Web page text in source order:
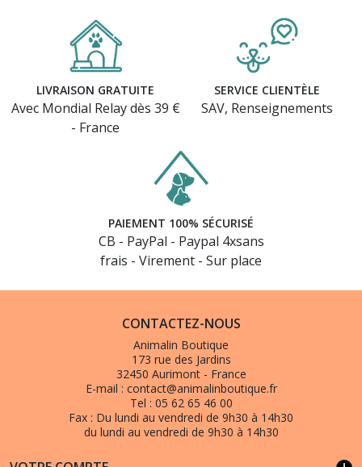
LIVRAISON GRATUITE
Avec Mondial Relay dès 39 €
- France
SERVICE CLIENTÈLE
SAV, Renseignements
PAIEMENT 100% SÉCURISÉ
CB - PayPal - Paypal 4xsans
frais - Virement - Sur place
CONTACTEZ-NOUS
Animalin Boutique
173 rue des Jardins
32450 Aurimont - France
E-mail : contact@animalinboutique.fr
Tel : 05 62 65 46 00
Fax : Du lundi au vendredi de 9h30 à 14h30
du lundi au vendredi de 9h30 à 14h30